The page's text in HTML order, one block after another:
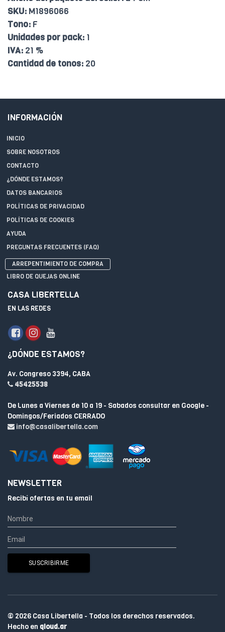
SKU: M1896066
Tono: F
Unidades por pack: 1
IVA: 21 %
Cantidad de tonos: 20
INFORMACIÓN
INICIO
SOBRE NOSOTROS
CONTACTO
¿DÓNDE ESTAMOS?
DATOS BANCARIOS
POLÍTICAS DE PRIVACIDAD
POLÍTICAS DE COOKIES
AYUDA
PREGUNTAS FRECUENTES (FAQ)
ARREPENTIMIENTO DE COMPRA
LIBRO DE QUEJAS ONLINE
CASA LIBERTELLA
EN LAS REDES
¿DÓNDE ESTAMOS?
Av. Congreso 3394, CABA
45425538
De Lunes a Viernes de 10 a 19 - Sabados consultar en Google -
Domingos/Feriados CERRADO
info@casalibertella.com
NEWSLETTER
Recibí ofertas en tu email
© 2026 Casa Libertella - Todos los derechos reservados.
Hecho en qloud.ar